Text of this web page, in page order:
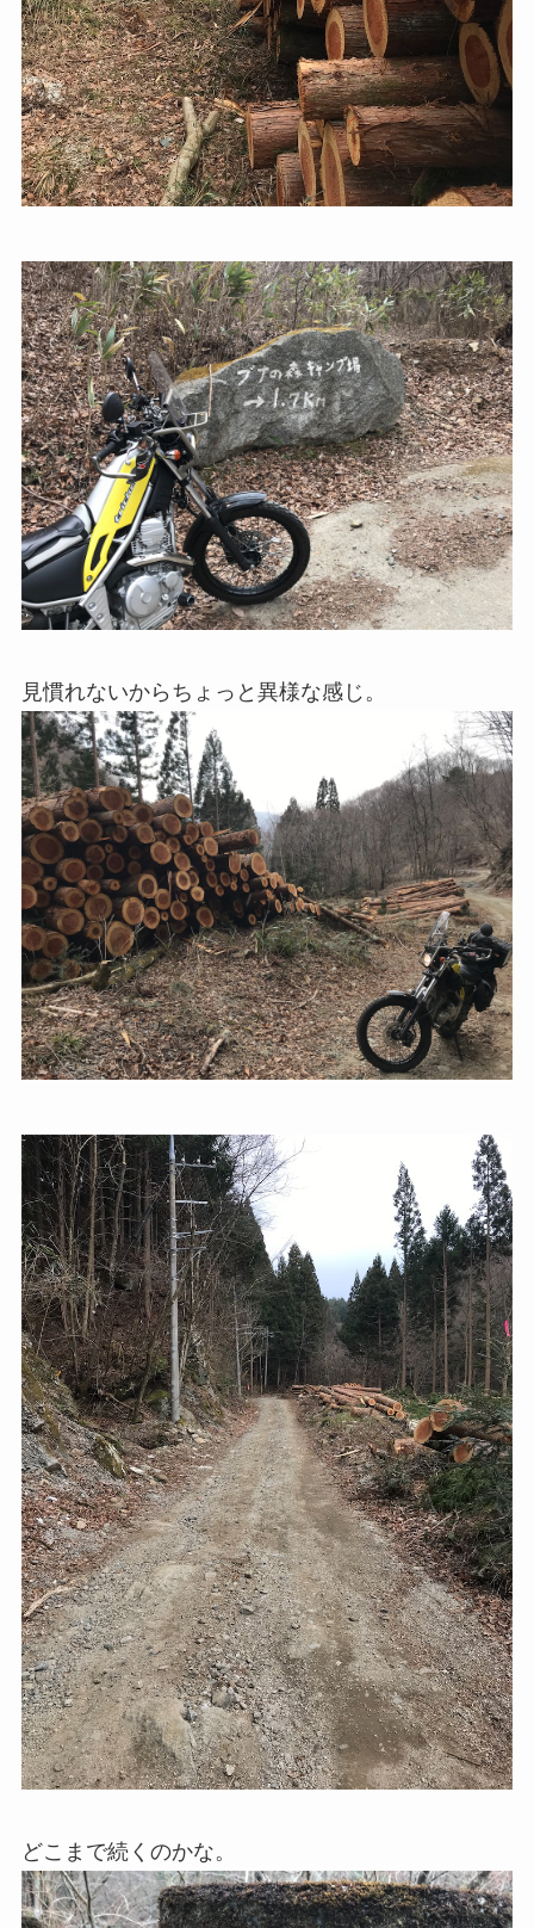
見慣れないからちょっと異様な感じ。
どこまで続くのかな。